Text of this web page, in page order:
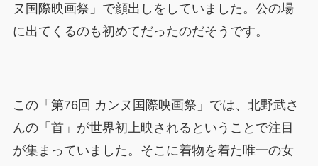
ヌ国際映画祭」で顔出しをしていました。公の場
に出てくるのも初めてだったのだそうです。
この「第76回 カンヌ国際映画祭」では、北野武さ
んの「首」が世界初上映されるということで注目
が集まっていました。そこに着物を着た唯一の女